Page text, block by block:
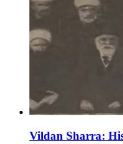
Vildan Sharra: